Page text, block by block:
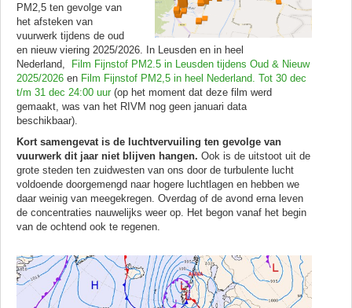
PM2,5 ten gevolge van
het afsteken van
vuurwerk tijdens de oud
en nieuw viering 2025/2026. In Leusden en in heel
Nederland, Film Fijnstof PM2.5 in Leusden tijdens Oud & Nieuw
2025/2026 en Film Fijnstof PM2,5 in heel Nederland. Tot 30 dec
t/m 31 dec 24:00 uur (op het moment dat deze film werd
gemaakt, was van het RIVM nog geen januari data
beschikbaar).
Kort samengevat is de luchtvervuiling ten gevolge van
vuurwerk dit jaar niet blijven hangen. Ook is de uitstoot uit de
grote steden ten zuidwesten van ons door de turbulente lucht
voldoende doorgemengd naar hogere luchtlagen en hebben we
daar weinig van meegekregen. Overdag of de avond erna leven
de concentraties nauwelijks weer op. Het begon vanaf het begin
van de ochtend ook te regenen.